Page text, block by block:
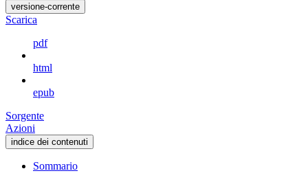
versione-corrente
Scarica
pdf
html
epub
Sorgente
Azioni
indice dei contenuti
Sommario